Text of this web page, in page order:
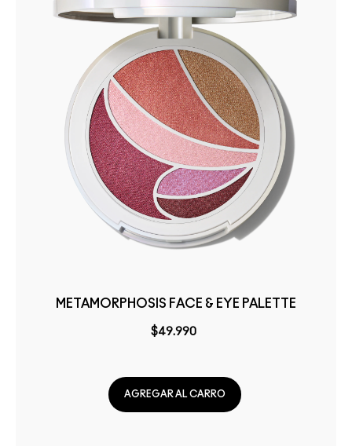
METAMORPHOSIS FACE & EYE PALETTE
$49.990
AGREGAR AL CARRO